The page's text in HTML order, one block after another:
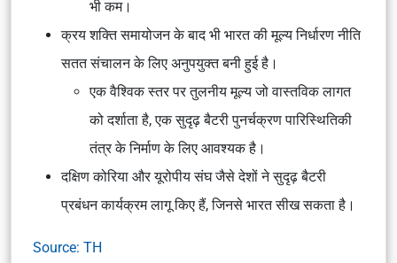
भी कम।
क्रय शक्ति समायोजन के बाद भी भारत की मूल्य निर्धारण नीति
सतत संचालन के लिए अनुपयुक्त बनी हुई है।
एक वैश्विक स्तर पर तुलनीय मूल्य जो वास्तविक लागत
को दर्शाता है, एक सुदृढ़ बैटरी पुनर्चक्रण पारिस्थितिकी
तंत्र के निर्माण के लिए आवश्यक है।
दक्षिण कोरिया और यूरोपीय संघ जैसे देशों ने सुदृढ़ बैटरी
प्रबंधन कार्यक्रम लागू किए हैं, जिनसे भारत सीख सकता है।
Source: TH